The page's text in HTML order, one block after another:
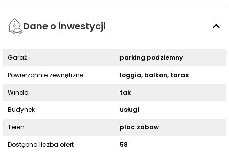
Dane o inwestycji
Garaż
parking podziemny
Powierzchnie zewnętrzne
loggia, balkon, taras
Winda
tak
Budynek
usługi
Teren
plac zabaw
Dostępna liczba ofert
58